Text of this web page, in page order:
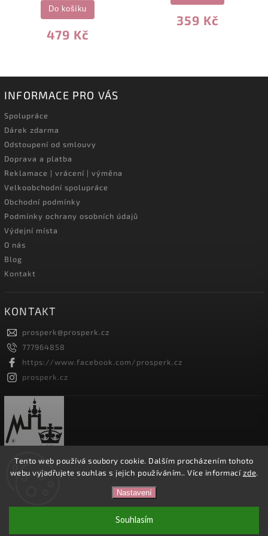
Tento web používá soubory cookie. Dalším procházením tohoto
webu vyjadřujete souhlas s jejich používáním.. Více informacízde.
Nastavení
Souhlasím
479 Kč
Do košíku
359 Kč
INFORMACE PRO VÁS
Spolupráce
Dárek zdarma
Odstoupení od smlouvy
Doprava a platba
Reklamace | vrácení | výměna
Velkoobchodní spolupráce
Obchodní podmínky
Podmínky ochrany osobních údajů
Výdejní místa
O nás
Blog
Kontakt
KONTAKT
prosperk@prosperk.cz
777964858
https://www.facebook.com/prosperk.cz
prosperk.cz
Prošperk.cz. Všechna práva vyhrazena.
Shoptet| DesignShoptak.cz.